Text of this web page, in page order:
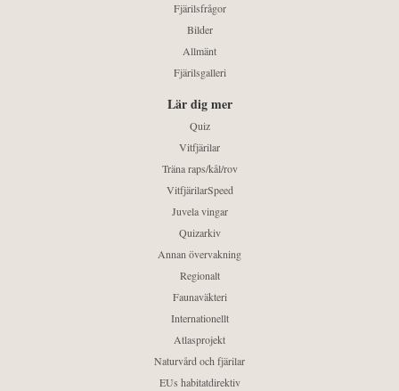
Fjärilsfrågor
Bilder
Allmänt
Fjärilsgalleri
Lär dig mer
Quiz
Vitfjärilar
Träna raps/kål/rov
VitfjärilarSpeed
Juvela vingar
Quizarkiv
Annan övervakning
Regionalt
Faunaväkteri
Internationellt
Atlasprojekt
Naturvård och fjärilar
EUs habitatdirektiv